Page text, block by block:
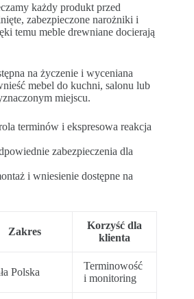
każdy produkt przed
zabezpieczone narożniki i
temu meble drewniane docierają
na życzenie i wyceniana
mebel do kuchni, salonu lub
miejscu.
terminów i ekspresowa reakcja
zabezpieczenia dla
i wniesienie dostępne na
Zakres
Korzyść dla
klienta
Polska
Terminowość
i monitoring